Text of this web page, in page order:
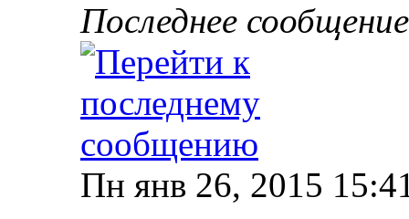
Последнее
Пн янв 26, 2015